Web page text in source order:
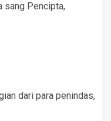
sang Pencipta,
dari para penindas,